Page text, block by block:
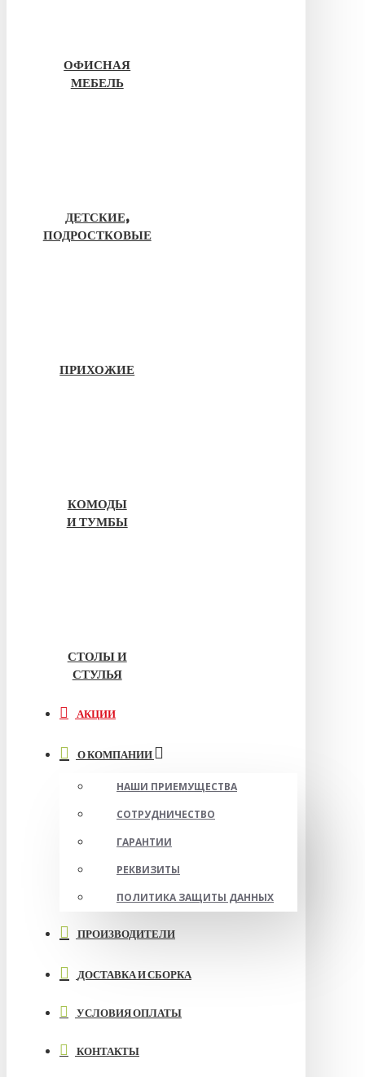
ОФИСНАЯ
МЕБЕЛЬ
ДЕТСКИЕ,
ПОДРОСТКОВЫЕ
ПРИХОЖИЕ
КОМОДЫ
И ТУМБЫ
СТОЛЫ И
СТУЛЬЯ
АКЦИИ
О КОМПАНИИ
НАШИ ПРИЕМУЩЕСТВА
СОТРУДНИЧЕСТВО
ГАРАНТИИ
РЕКВИЗИТЫ
ПОЛИТИКА ЗАЩИТЫ ДАННЫХ
ПРОИЗВОДИТЕЛИ
ДОСТАВКА И СБОРКА
УСЛОВИЯ ОПЛАТЫ
КОНТАКТЫ